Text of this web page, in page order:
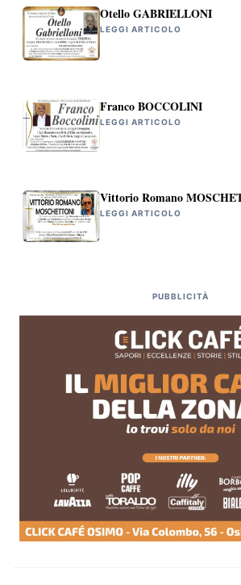
Otello GABRIELLONI
LEGGI ARTICOLO
Franco BOCCOLINI
LEGGI ARTICOLO
Vittorio Romano
LEGGI ARTICOLO
PUBBLICITÀ